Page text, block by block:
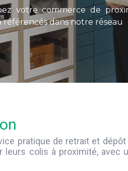
votre commerce de
dans notre réseau
pratique de retrait et dépôt
leurs colis à proximité, avec